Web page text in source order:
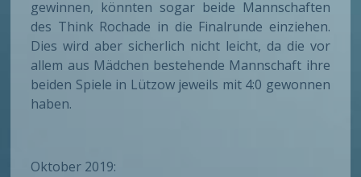
gewinnen, könnten sogar beide Mannschaften
des Think Rochade in die Finalrunde einziehen.
Dies wird aber sicherlich nicht leicht, da die vor
allem aus Mädchen bestehende Mannschaft ihre
beiden Spiele in Lützow jeweils mit 4:0 gewonnen
haben.
Oktober 2019: